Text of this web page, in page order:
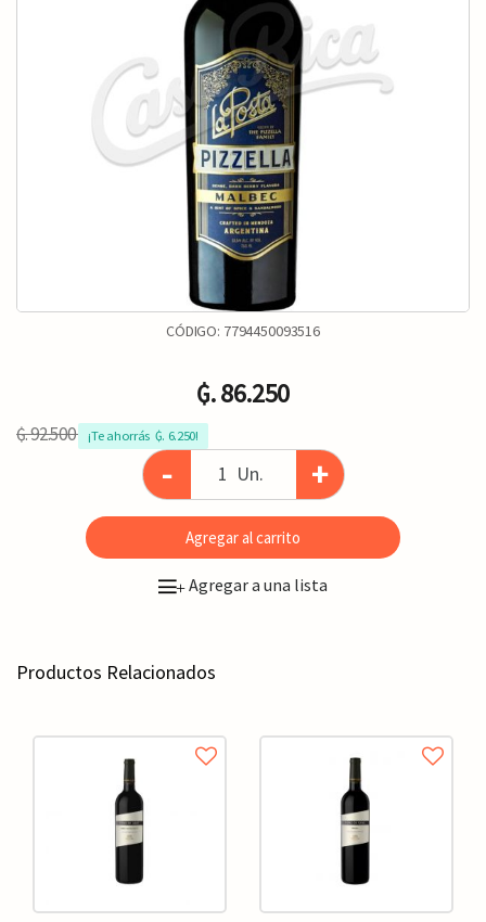
CÓDIGO: 7794450093516
₲. 86.250
₲. 92.500 ¡Te ahorrás  ₲. 6.250!
- Un. +
Agregar al carrito
+Agregar a una lista
Productos Relacionados